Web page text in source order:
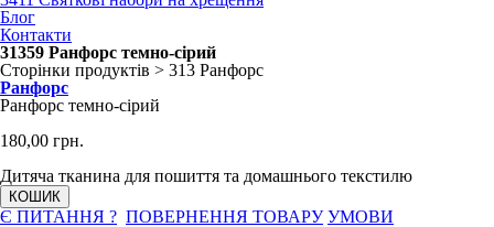
Блог
Контакти
31359 Ранфорс темно-сірий
Сторінки продуктів > 313 Ранфорс
Ранфорс
Ранфорс темно-сірий
180,00 грн.
Дитяча тканина для пошиття та домашнього текстилю
КОШИК
Є ПИТАННЯ ? ПОВЕРНЕННЯ ТОВАРУ УМОВИ